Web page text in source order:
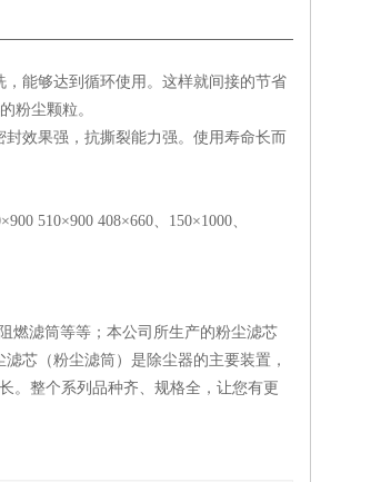
能够达到循环使用。这样就间接的节省
粉尘颗粒。
效果强，抗撕裂能力强。使用寿命长而
510×900 408×660、150×1000、
燃滤筒等等；本公司所生产的粉尘滤芯
芯（粉尘滤筒）是除尘器的主要装置，
。整个系列品种齐、规格全，让您有更